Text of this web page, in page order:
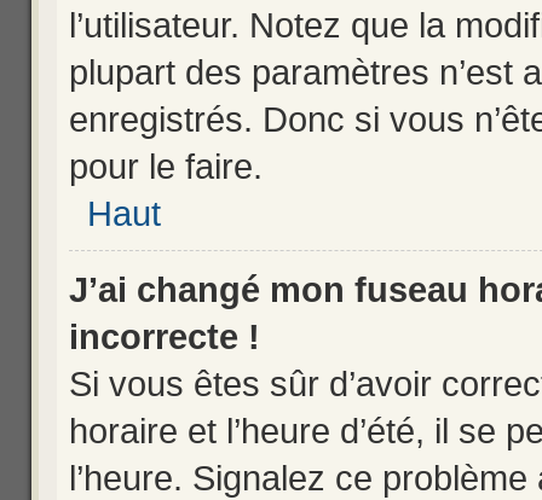
l’utilisateur. Notez que la
plupart des paramètres n’est
enregistrés. Donc si vous
pour le faire.
Haut
J’ai changé mon fuseau
incorrecte !
Si vous êtes sûr d’avoir
horaire et l’heure d’été, il se
l’heure. Signalez ce problème